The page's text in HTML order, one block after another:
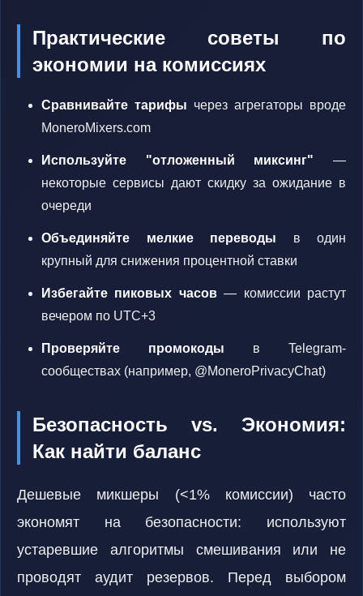
Практические советы по
экономии на комиссиях
Сравнивайте тарифы через агрегаторы вроде
MoneroMixers.com
Используйте "отложенный миксинг" —
некоторые сервисы дают скидку за ожидание в
очереди
Объединяйте мелкие переводы в один
крупный для снижения процентной ставки
Избегайте пиковых часов— комиссии растут
вечером по UTC+3
Проверяйте промокоды в Telegram-
сообществах (например, @MoneroPrivacyChat)
Безопасность vs. Экономия:
Как найти баланс
Дешевые микшеры (<1% комиссии) часто
экономят на безопасности: используют
устаревшие алгоритмы смешивания или не
проводят аудит резервов. Перед выбором